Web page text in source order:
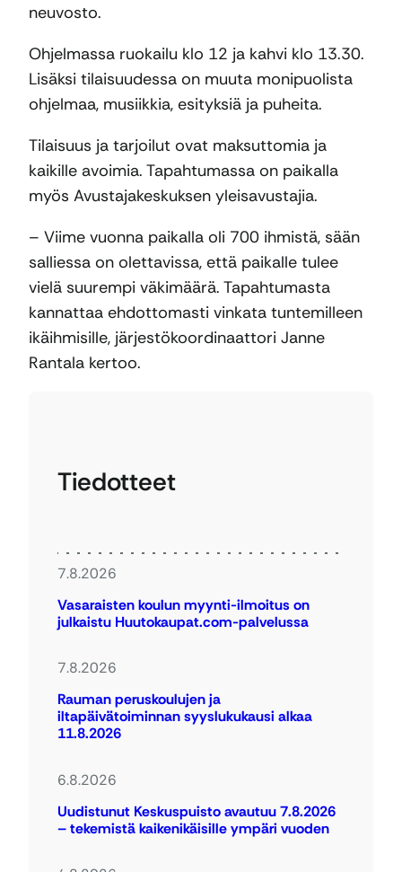
neuvosto.
Ohjelmassa ruokailu klo 12 ja kahvi klo 13.30.
Lisäksi tilaisuudessa on muuta monipuolista
ohjelmaa, musiikkia, esityksiä ja puheita.
Tilaisuus ja tarjoilut ovat maksuttomia ja
kaikille avoimia. Tapahtumassa on paikalla
myös Avustajakeskuksen yleisavustajia.
– Viime vuonna paikalla oli 700 ihmistä, sään
salliessa on olettavissa, että paikalle tulee
vielä suurempi väkimäärä. Tapahtumasta
kannattaa ehdottomasti vinkata tuntemilleen
ikäihmisille, järjestökoordinaattori Janne
Rantala kertoo.
Tiedotteet
7.8.2026
Vasaraisten koulun myynti-ilmoitus on
julkaistu Huutokaupat.com-palvelussa
7.8.2026
Rauman peruskoulujen ja
iltapäivätoiminnan syyslukukausi alkaa
11.8.2026
6.8.2026
Uudistunut Keskuspuisto avautuu 7.8.2026
– tekemistä kaikenikäisille ympäri vuoden